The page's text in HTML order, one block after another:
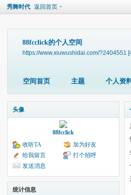
秀舞时代 返回首页
88fcclick的个人空间
https://www.xiuwushidai.com/?2404551 [
空间首页 主题 个人资
头像
88fcclick
收听TA
加为好友
给我留言
打个招呼
发送消息
统计信息